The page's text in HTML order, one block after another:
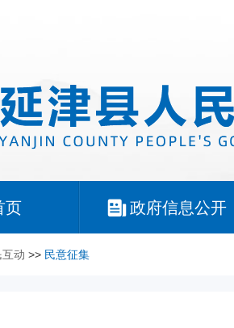
页 政府信息公开
动 >> 民意征集